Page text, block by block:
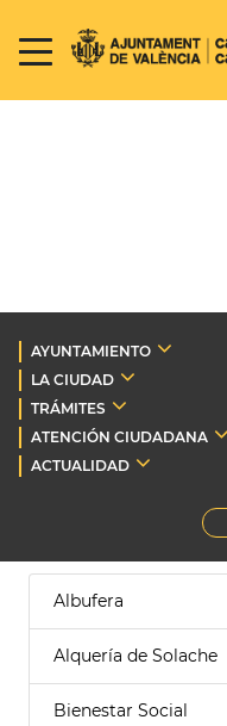
AYUNTAMIENTO
LA CIUDAD
TRÁMITES
ATENCIÓN CIUDADANA
ACTUALIDAD
Albufera
Alquería de Solache
Bienestar Social